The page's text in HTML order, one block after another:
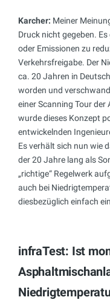
Karcher: Meiner
Druck nicht gegeben.
oder Emissionen zu
Verkehrsfreigabe. Der
ca. 20 Jahren in
worden und
einer Scanning Tour der
wurde dieses Konzept
entwickelnden
Es verhält sich nun wie
der 20 Jahre lang als
„richtige“ Regelwerk
auch bei
diesbezüglich einfach
infraTest: Ist